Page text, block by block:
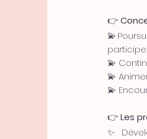
👉
💫
💫
💫
👉Les
✨